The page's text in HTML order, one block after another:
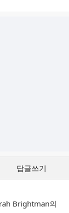
답글쓰기
Brightman의